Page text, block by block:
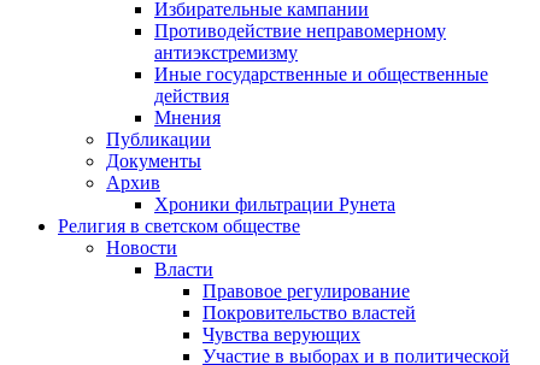
Избирательные кампании
Противодействие неправомерному
антиэкстремизму
Иные государственные и общественные
действия
Мнения
Публикации
Документы
Архив
Хроники фильтрации Рунета
Религия в светском обществе
Новости
Власти
Правовое регулирование
Покровительство властей
Чувства верующих
Участие в выборах и в политической